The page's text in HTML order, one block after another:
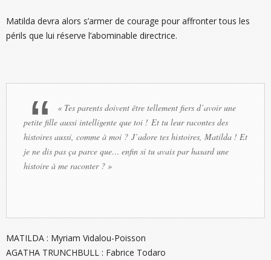
Matilda devra alors s’armer de courage pour affronter tous les
périls que lui réserve l’abominable directrice.
« Tes parents doivent être tellement fiers d’avoir une
petite fille aussi intelligente que toi ! Et tu leur racontes des
histoires aussi, comme à moi ? J’adore tes histoires, Matilda ! Et
je ne dis pas ça parce que… enfin si tu avais par hasard une
histoire à me raconter ? »
MATILDA : Myriam Vidalou-Poisson
AGATHA TRUNCHBULL : Fabrice Todaro